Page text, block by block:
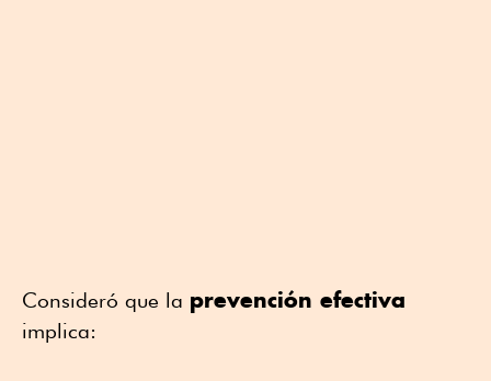
Consideró que la prevención efectiva
implica: